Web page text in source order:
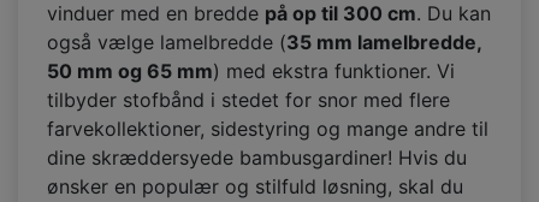
vinduer med en bredde på op til 300 cm. Du kan
også vælge lamelbredde (35 mm lamelbredde,
50 mm og 65 mm) med ekstra funktioner. Vi
tilbyder stofbånd i stedet for snor med flere
farvekollektioner, sidestyring og mange andre til
dine skræddersyede bambusgardiner! Hvis du
ønsker en populær og stilfuld løsning, skal du